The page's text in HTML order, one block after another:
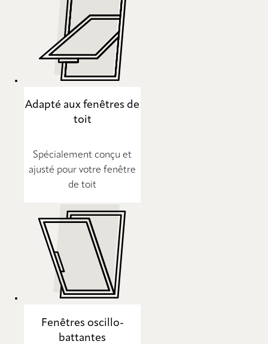
Adapté aux fenêtres de
toit
Spécialement conçu et
ajusté pour votre fenêtre
de toit
Fenêtres oscillo-
battantes